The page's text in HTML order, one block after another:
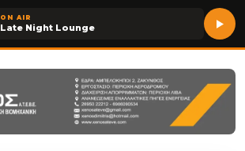
ON AIR
Late Night Lounge